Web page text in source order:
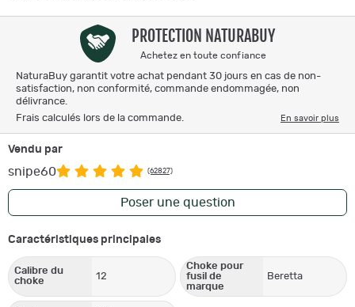
PROTECTION NATURABUY
Achetez en toute confiance
NaturaBuy garantit votre achat pendant 30 jours en cas de non-
satisfaction, non conformité, commande endommagée, non
délivrance.
Frais calculés lors de la commande.
En savoir plus
Vendu par
snipe60 (62827)
Poser une question
Caractéristiques principales
Calibre du
choke
12
Choke pour
fusil de
marque
Beretta